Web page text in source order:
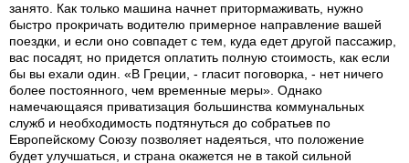
занято. Как только машина начнет притормаживать, нужно
быстро прокричать водителю примерное направление вашей
поездки, и если оно совпадет с тем, куда едет другой пассажир,
вас посадят, но придется оплатить полную стоимость, как если
бы вы ехали один. «В Греции, - гласит поговорка, - нет ничего
более постоянного, чем временные меры». Однако
намечающаяся приватизация большинства коммунальных
служб и необходимость подтянуться до собратьев по
Европейскому Союзу позволяет надеяться, что положение
будет улучшаться, и страна окажется не в такой сильной